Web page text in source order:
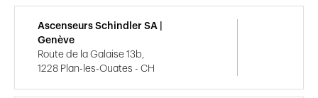
Ascenseurs Schindler SA |
Genève
Route de la Galaise 13b,
1228 Plan-les-Ouates - CH